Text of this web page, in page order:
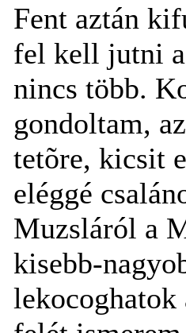
Fent aztán
fel kell jutni
nincs több.
gondoltam,
tetõre, kicsit
eléggé
Muzsláról a
kisebb-